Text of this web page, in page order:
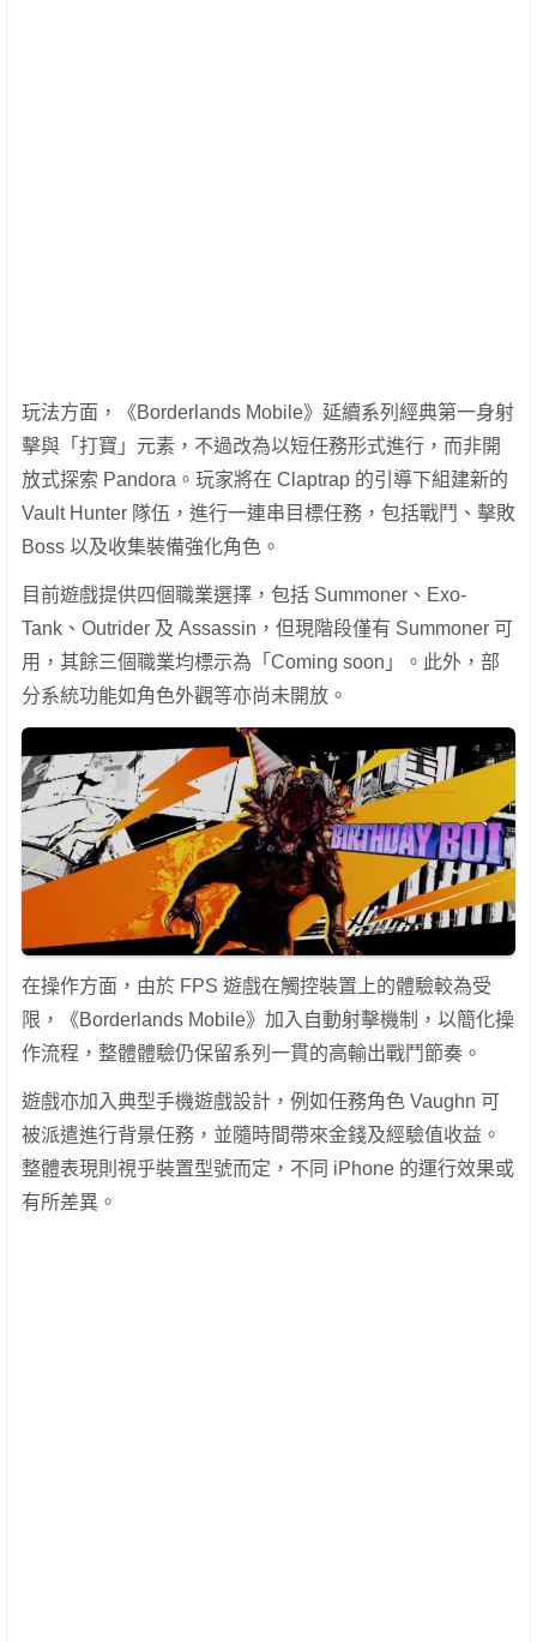
玩法方面，《Borderlands Mobile》延續系列經典第一身射
擊與「打寶」元素，不過改為以短任務形式進行，而非開
放式探索 Pandora。玩家將在 Claptrap 的引導下組建新的
Vault Hunter 隊伍，進行一連串目標任務，包括戰鬥、擊敗
Boss 以及收集裝備強化角色。
目前遊戲提供四個職業選擇，包括 Summoner、Exo-
Tank、Outrider 及 Assassin，但現階段僅有 Summoner 可
用，其餘三個職業均標示為「Coming soon」。此外，部
分系統功能如角色外觀等亦尚未開放。
在操作方面，由於 FPS 遊戲在觸控裝置上的體驗較為受
限，《Borderlands Mobile》加入自動射擊機制，以簡化操
作流程，整體體驗仍保留系列一貫的高輸出戰鬥節奏。
遊戲亦加入典型手機遊戲設計，例如任務角色 Vaughn 可
被派遣進行背景任務，並隨時間帶來金錢及經驗值收益。
整體表現則視乎裝置型號而定，不同 iPhone 的運行效果或
有所差異。